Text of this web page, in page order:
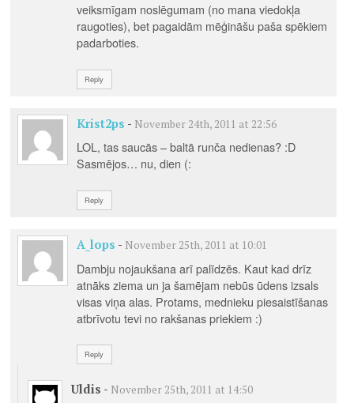
veiksmīgam noslēgumam (no mana viedokļa
raugoties), bet pagaidām mēģināšu paša spēkiem
padarboties.
Reply
Krist2ps - November 24th, 2011 at 22:56
LOL, tas saucās – baltā runča nedienas? :D
Sasmējos… nu, dien (:
Reply
A_lops - November 25th, 2011 at 10:01
Dambju nojaukšana arī palīdzēs. Kaut kad drīz
atnāks ziema un ja šamējam nebūs ūdens izsals
visas viņa alas. Protams, mednieku piesaistīšanas
atbrīvotu tevi no rakšanas priekiem :)
Reply
Uldis - November 25th, 2011 at 14:50